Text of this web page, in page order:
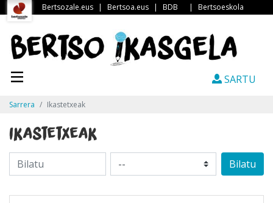
Bertsozale.eus | Bertsoa.eus | BDB | Bertsoeskola
SARTU
Sarrera Ikastetxeak
Ikastetxeak
Bilatu